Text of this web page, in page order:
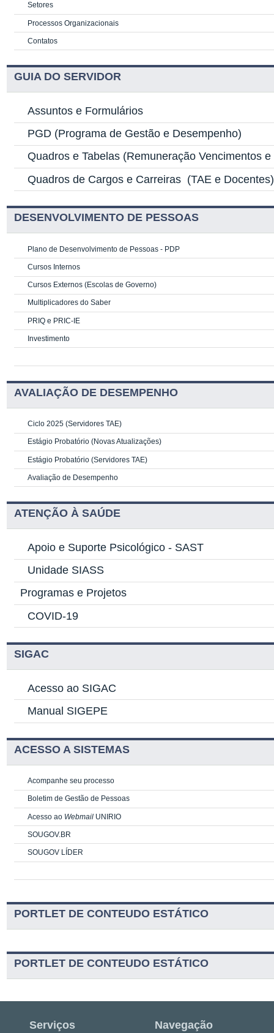
Setores
Processos Organizacionais
Contatos
GUIA DO SERVIDOR
Assuntos e Formulários
PGD (Programa de Gestão e Desempenho)
Quadros e Tabelas (Remuneração Vencimentos
Quadros de Cargos e Carreiras (TAE e Docentes)
DESENVOLVIMENTO DE PESSOAS
Plano de Desenvolvimento de Pessoas - PDP
Cursos Internos
Cursos Externos (Escolas de Governo)
Multiplicadores do Saber
PRIQ e PRIC-IE
Investimento
AVALIAÇÃO DE DESEMPENHO
Ciclo 2025 (Servidores TAE)
Estágio Probatório (Novas Atualizações)
Estágio Probatório (Servidores TAE)
Avaliação de Desempenho
ATENÇÃO À SAÚDE
Apoio e Suporte Psicológico - SAST
Unidade SIASS
Programas e Projetos
COVID-19
SIGAC
Acesso ao SIGAC
Manual SIGEPE
ACESSO A SISTEMAS
Acompanhe seu processo
Boletim de Gestão de Pessoas
Acesso ao Webmail UNIRIO
SOUGOV.BR
SOUGOV LÍDER
PORTLET DE CONTEUDO ESTÁTICO
PORTLET DE CONTEUDO ESTÁTICO
Serviços Navegação